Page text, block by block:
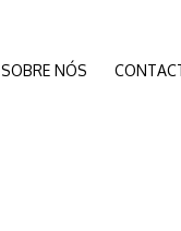
SOBRE NÓS